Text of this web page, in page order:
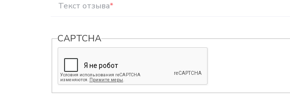
Текст отзыва*
CAPTCHA